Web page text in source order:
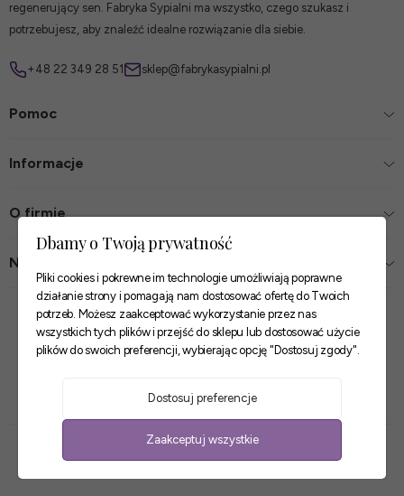
regenerujący sen. Fabryka Sypialni ma wszystko, czego szukasz i
potrzebujesz, aby znaleźć idealne rozwiązanie dla siebie.
+48 22 349 28 51 sklep@fabrykasypialni.pl
Pomoc
Informacje
O firmie
Nasze sklepy
Zaufane płatności
Dbamy o Twoją prywatność
Pliki cookies i pokrewne im technologie umożliwiają poprawne
działanie strony i pomagają nam dostosować ofertę do Twoich
potrzeb. Możesz zaakceptować wykorzystanie przez nas
wszystkich tych plików i przejść do sklepu lub dostosować użycie
plików do swoich preferencji, wybierając opcję "Dostosuj zgody".
Dostosuj preferencje
Zaakceptuj wszystkie